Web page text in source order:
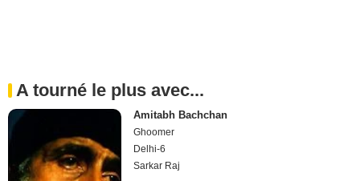
A tourné le plus avec...
Amitabh Bachchan
Ghoomer
Delhi-6
Sarkar Raj